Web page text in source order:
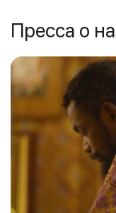
Пресса о